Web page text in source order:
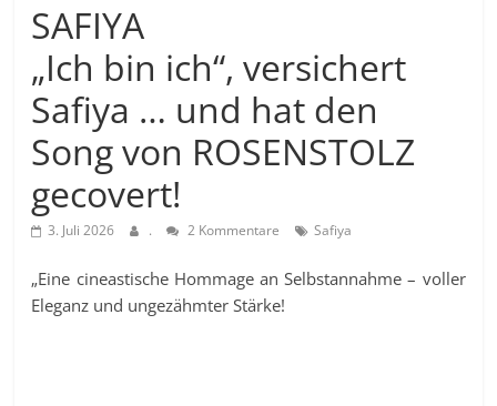
SAFIYA
„Ich bin ich“, versichert
Safiya … und hat den
Song von ROSENSTOLZ
gecovert!
3. Juli 2026 . 2 Kommentare Safiya
„Eine cineastische Hommage an Selbstannahme – voller
Eleganz und ungezähmter Stärke!